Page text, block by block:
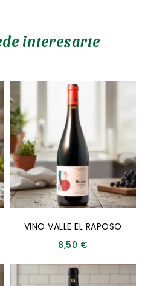
interesarte
VINO VALLE EL RAPOSO
8,50 €